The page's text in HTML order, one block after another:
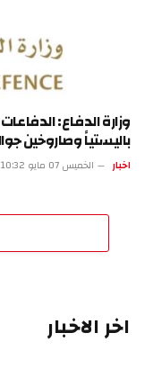
باليستياً وصاروخين جوالين و19
اخبار الخميس 07 مايو 10:32 م
اخر الاخبار